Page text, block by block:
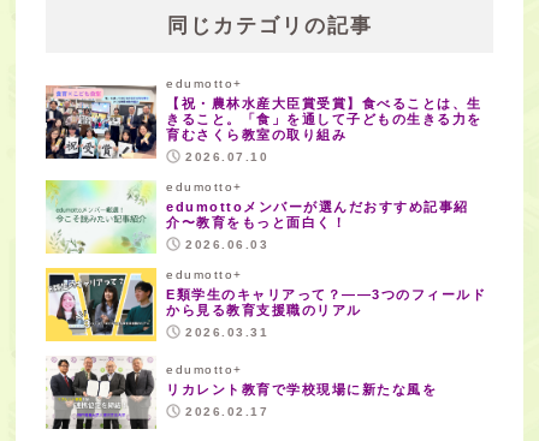
同じカテゴリの記事
edumotto+
【祝・農林水産大臣賞受賞】食べることは、生
きること。「食」を通して子どもの生きる力を
育むさくら教室の取り組み
2026.07.10
edumotto+
edumottoメンバーが選んだおすすめ記事紹
介〜教育をもっと面白く！
2026.06.03
edumotto+
E類学生のキャリアって？——3つのフィールド
から見る教育支援職のリアル
2026.03.31
edumotto+
リカレント教育で学校現場に新たな風を
2026.02.17